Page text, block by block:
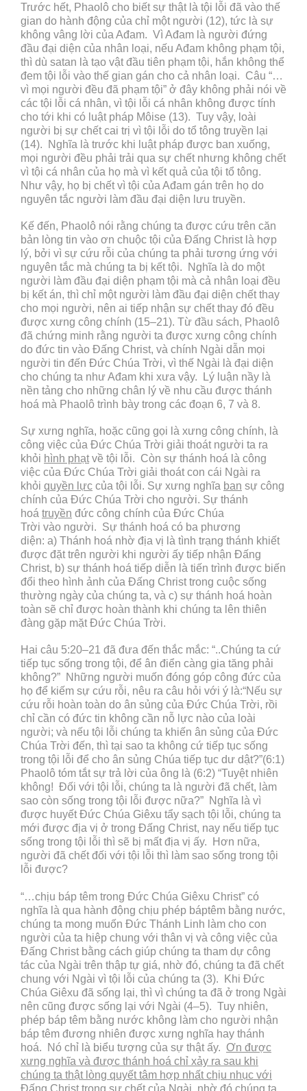
Trước hết, Phaolô cho biết sự thật là tội lỗi đã vào thế
gian do hành động của chỉ một người (12), tức là sự
không vâng lời của Ađam. Vì Ađam là người đứng
đầu đại diện của nhân loại, nếu Ađam không phạm tội,
thì dù satan là tạo vật đầu tiên phạm tội, hắn không thể
đem tội lỗi vào thế gian gán cho cả nhân loại. Câu “…
vì mọi người đều đã phạm tội” ở đây không phải nói về
các tội lỗi cá nhân, vì tội lỗi cá nhân không được tính
cho tới khi có luật pháp Môise (13). Tuy vậy, loài
người bị sự chết cai trị vì tội lỗi do tổ tông truyền lại
(14). Nghĩa là trước khi luật pháp được ban xuống,
mọi người đều phải trải qua sự chết nhưng không chết
vì tội cá nhân của họ mà vì kết quả của tội tổ tông.
Như vậy, họ bị chết vì tội của Ađam gán trên họ do
nguyên tắc người làm đầu đại diện lưu truyền.
Kế đến, Phaolô nói rằng chúng ta được cứu trên căn
bản lòng tin vào ơn chuộc tội của Đấng Christ là hợp
lý, bởi vì sự cứu rỗi của chúng ta phải tương ứng với
nguyên tắc mà chúng ta bị kết tội. Nghĩa là do một
người làm đầu đại diện phạm tội mà cả nhân loại đều
bị kết án, thì chỉ một người làm đầu đại diện chết thay
cho mọi người, nên ai tiếp nhận sự chết thay đó đều
được xưng công chính (15–21). Từ đầu sách, Phaolô
đã chứng minh rằng người ta được xưng công chính
do đức tin vào Đấng Christ, và chính Ngài dẫn mọi
người tin đến Đức Chúa Trời, vì thế Ngài là đại diện
cho chúng ta như Ađam khi xưa vậy. Lý luận nầy là
nền tảng cho những chân lý về nhu cầu được thánh
hoá mà Phaolô trình bày trong các đoạn 6, 7 và 8.
Sự xưng nghĩa, hoặc cũng gọi là xưng công chính, là
công việc của Đức Chúa Trời giải thoát người ta ra
khỏi hình phạt về tội lỗi. Còn sự thánh hoá là công
việc của Đức Chúa Trời giải thoát con cái Ngài ra
khỏi quyền lực của tội lỗi. Sự xưng nghĩa ban sự công
chính của Đức Chúa Trời cho người. Sự thánh
hoá truyền đức công chính của Đức Chúa
Trời vào người. Sự thánh hoá có ba phương
diện: a) Thánh hoá nhờ địa vị là tình trạng thánh khiết
được đặt trên người khi người ấy tiếp nhận Đấng
Christ, b) sự thánh hoá tiếp diễn là tiến trình được biến
đổi theo hình ảnh của Đấng Christ trong cuộc sống
thường ngày của chúng ta, và c) sự thánh hoá hoàn
toàn sẽ chỉ được hoàn thành khi chúng ta lên thiên
đàng gặp mặt Đức Chúa Trời.
Hai câu 5:20–21 đã đưa đến thắc mắc: “..Chúng ta cứ
tiếp tục sống trong tội, để ân điển càng gia tăng phải
không?” Những người muốn đóng góp công đức của
họ để kiếm sự cứu rỗi, nêu ra câu hỏi với ý là:“Nếu sự
cứu rỗi hoàn toàn do ân sủng của Đức Chúa Trời, rồi
chỉ cần có đức tin không cần nỗ lực nào của loài
người; và nếu tội lỗi chúng ta khiến ân sủng của Đức
Chúa Trời đến, thì tại sao ta không cứ tiếp tục sống
trong tội lỗi để cho ân sủng Chúa tiếp tục dư dật?”(6:1)
Phaolô tóm tắt sự trả lời của ông là (6:2) “Tuyệt nhiên
không! Đối với tội lỗi, chúng ta là người đã chết, làm
sao còn sống trong tội lỗi được nữa?” Nghĩa là vì
được huyết Đức Chúa Giêxu tẩy sạch tội lỗi, chúng ta
mới được địa vị ở trong Đấng Christ, nay nếu tiếp tục
sống trong tội lỗi thì sẽ bị mất địa vị ấy. Hơn nữa,
người đã chết đối với tội lỗi thì làm sao sống trong tội
lỗi được?
“…chịu báp têm trong Đức Chúa Giêxu Christ” có
nghĩa là qua hành động chịu phép báptêm bằng nước,
chúng ta mong muốn Đức Thánh Linh làm cho con
người của ta hiệp chung với thân vị và công việc của
Đấng Christ bằng cách giúp chúng ta tham dự công
tác của Ngài trên thập tự giá, nhờ đó, chúng ta đã chết
chung với Ngài vì tội lỗi của chúng ta (3). Khi Đức
Chúa Giêxu đã sống lại, thì vì chúng ta đã ở trong Ngài
nên cũng được sống lại với Ngài (4–5). Tuy nhiên,
phép báp têm bằng nước không làm cho người nhận
báp têm đương nhiên được xưng nghĩa hay thánh
hoá. Nó chỉ là biểu tượng của sự thật ấy. Ơn được
xưng nghĩa và được thánh hoá chỉ xảy ra sau khi
chúng ta thật lòng quyết tâm hợp nhất chịu nhục với
Đấng Christ trong sự chết của Ngài, nhờ đó chúng ta